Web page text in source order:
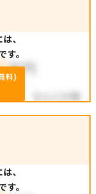
、
。
料)
、
。